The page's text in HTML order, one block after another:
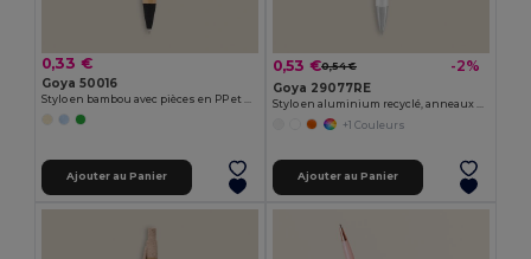
0,33 €
Goya 50016
Ajouter au Panier
0,53 €0,54 € -2%
Goya 29077RE
+1 Couleurs
Ajouter au Panier